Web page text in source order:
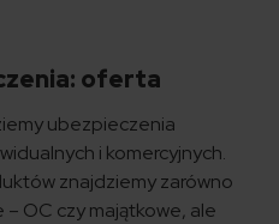
oferta
ubezpieczenia
i komercyjnych.
znajdziemy zarówno
OC czy majątkowe, ale